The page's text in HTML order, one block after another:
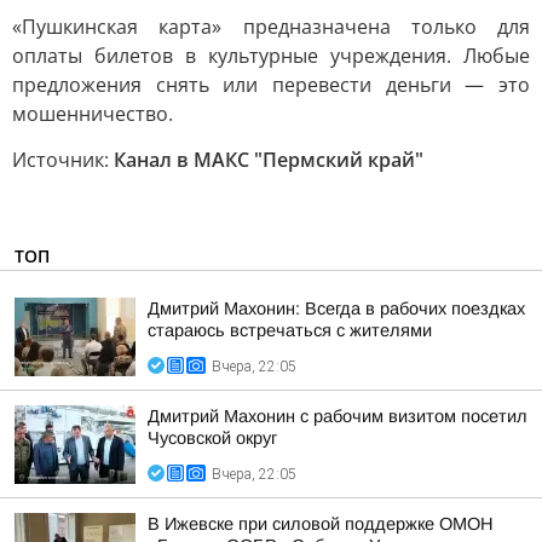
«Пушкинская карта» предназначена только для
оплаты билетов в культурные учреждения. Любые
предложения снять или перевести деньги — это
мошенничество.
Источник: Канал в МАКС "Пермский край"
ТОП
Дмитрий Махонин: Всегда в рабочих поездках
стараюсь встречаться с жителями
Вчера, 22:05
Дмитрий Махонин с рабочим визитом посетил
Чусовской округ
Вчера, 22:05
В Ижевске при силовой поддержке ОМОН